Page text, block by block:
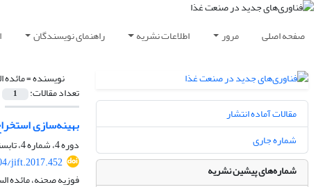
صفحه اصلی مرور اطلاعات نشریه راهنمای نویسندگان
نویسنده =
تعداد مقالات: 1
بهینه‌سازی
دوره 4، شماره 4، تابستان 1396، صفحه
jift.2017.452
فوزیه صحنه، مائده
مقالات آماده انتشار
شماره جاری
شماره‌های پیشین نشریه